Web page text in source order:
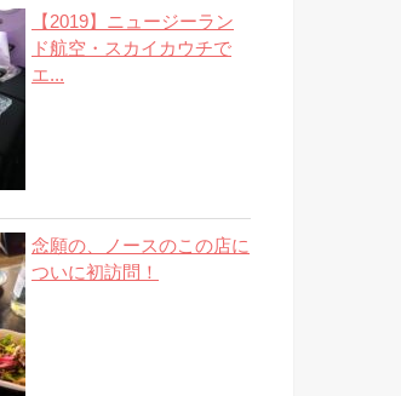
【2019】ニュージーラン
ド航空・スカイカウチで
エ...
念願の、ノースのこの店に
ついに初訪問！